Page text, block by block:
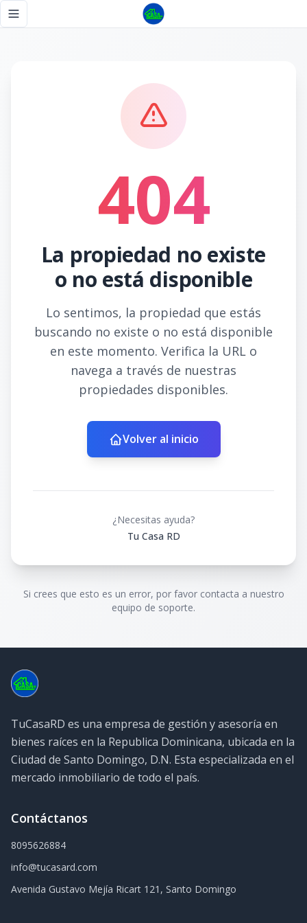
Toggle navigation menu
404
La propiedad no existe
o no está disponible
Lo sentimos, la propiedad que estás
buscando no existe o no está disponible
en este momento. Verifica la URL o
navega a través de nuestras
propiedades disponibles.
Volver al inicio
¿Necesitas ayuda?
Tu Casa RD
Si crees que esto es un error, por favor contacta a nuestro
equipo de soporte.
TuCasaRD es una empresa de gestión y asesoría en
bienes raíces en la Republica Dominicana, ubicada en la
Ciudad de Santo Domingo, D.N. Esta especializada en el
mercado inmobiliario de todo el país.
Contáctanos
8095626884
info@tucasard.com
Avenida Gustavo Mejía Ricart 121, Santo Domingo
Página no encontrada - Tu Casa RD